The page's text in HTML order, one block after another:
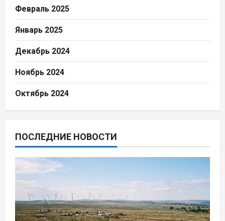
Февраль 2025
Январь 2025
Декабрь 2024
Ноябрь 2024
Октябрь 2024
ПОСЛЕДНИЕ НОВОСТИ